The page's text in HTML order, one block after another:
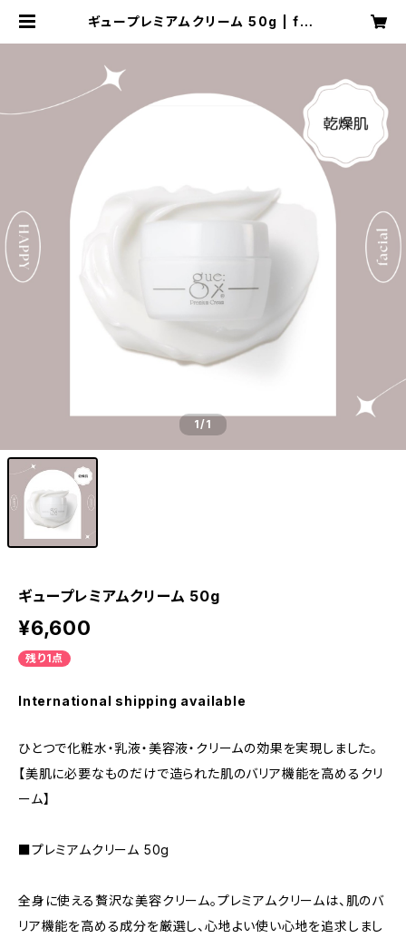
ギュープレミアムクリーム 50g | fac
1/1
ギュープレミアムクリーム 50g
¥6,600
残り1点
International shipping available
ひとつで化粧水・乳液・美容液・クリームの効果を実現しました。
【美肌に必要なものだけで造られた肌のバリア機能を高めるクリ
ーム】
■プレミアムクリーム 50g
全身に使える贅沢な美容クリーム。プレミアムクリームは、肌のバ
リア機能を高める成分を厳選し、心地よい使い心地を追求しまし